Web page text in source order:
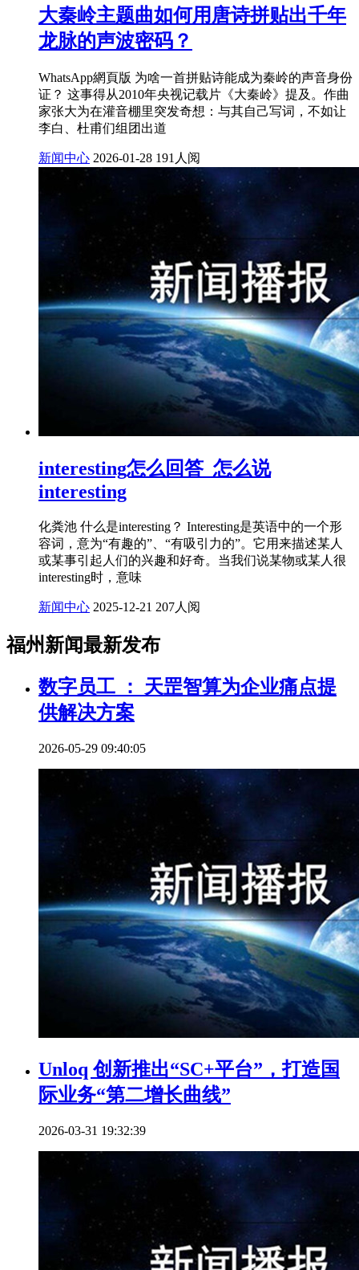
大秦岭主题曲如何用唐诗拼贴出千年
龙脉的声波密码？
WhatsApp網頁版 为啥一首拼贴诗能成为秦岭的声音身份
证？ 这事得从2010年央视记载片《大秦岭》提及。作曲
家张大为在灌音棚里突发奇想：与其自己写词，不如让
李白、杜甫们组团出道
新闻中心 2026-01-28 191人阅
interesting怎么回答_怎么说
interesting
化粪池 什么是interesting？ Interesting是英语中的一个形
容词，意为“有趣的”、“有吸引力的”。它用来描述某人
或某事引起人们的兴趣和好奇。当我们说某物或某人很
interesting时，意味
新闻中心 2025-12-21 207人阅
福州新闻最新发布
数字员工 ： 天罡智算为企业痛点提
供解决方案
2026-05-29 09:40:05
Unloq 创新推出“SC+平台”，打造国
际业务“第二增长曲线”
2026-03-31 19:32:39